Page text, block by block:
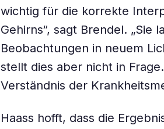
wichtig für die korrekte
Gehirns“, sagt Brendel. „Sie
Beobachtungen in neuem
stellt dies aber nicht in
Verständnis der
Haass hofft, dass die